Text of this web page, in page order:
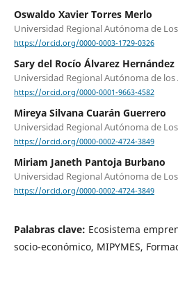
Oswaldo Xavier Torres Merlo
Universidad Regional Autónoma de
https://orcid.org/0000-0003-1729-0326
Sary del Rocío Álvarez Hernández
Universidad Regional Autónoma de los
https://orcid.org/0000-0001-9663-4582
Mireya Silvana Cuarán Guerrero
Universidad Regional Autónoma de
https://orcid.org/0000-0002-4724-3849
Miriam Janeth Pantoja Burbano
Universidad Regional Autónoma de
https://orcid.org/0000-0002-4724-3849
Palabras clave: Ecosistema
socio-económico, MIPYMES,